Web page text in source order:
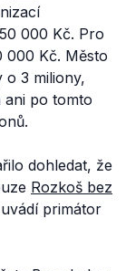
000 Kč. Pro
000 Kč. Město
o 3 miliony,
ani po tomto
dohledat, že
Rozkoš bez
primátor